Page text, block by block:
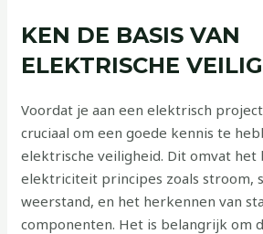
KEN DE BASIS VAN
ELEKTRISCHE
Voordat je aan een elektrisch
cruciaal om een goede kennis te
elektrische veiligheid. Dit omvat het
elektriciteit principes zoals stroom,
weerstand, en het herkennen van
componenten. Het is belangrijk om